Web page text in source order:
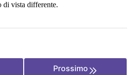
di vista differente.
Prossimo